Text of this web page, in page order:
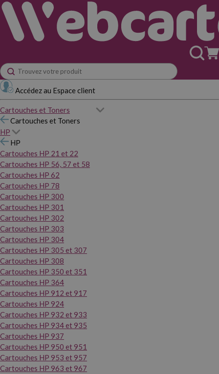
Accédez au Espace client
Cartouches et Toners
Cartouches et Toners
HP
HP
Cartouches HP 21 et 22
Cartouches HP 56, 57 et 58
Cartouches HP 62
Cartouches HP 78
Cartouches HP 300
Cartouches HP 301
Cartouches HP 302
Cartouches HP 303
Cartouches HP 304
Cartouches HP 305 et 307
Cartouches HP 308
Cartouches HP 350 et 351
Cartouches HP 364
Cartouches HP 912 et 917
Cartouches HP 924
Cartouches HP 932 et 933
Cartouches HP 934 et 935
Cartouches HP 937
Cartouches HP 950 et 951
Cartouches HP 953 et 957
Cartouches HP 963 et 967